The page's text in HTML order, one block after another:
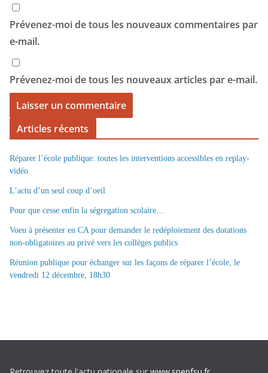
Prévenez-moi de tous les nouveaux commentaires par
e-mail.
Prévenez-moi de tous les nouveaux articles par e-mail.
Articles récents
Réparer l’école publique: toutes les interventions accessibles en replay-
vidéo
L’actu d’un seul coup d’oeil
Pour que cesse enfin la ségregation scolaire…
Voeu à présenter en CA pour demander le redéploiement des dotations
non-obligatoires au privé vers les collèges publics
Réunion publique pour échanger sur les façons de réparer l’école, le
vendredi 12 décembre, 18h30